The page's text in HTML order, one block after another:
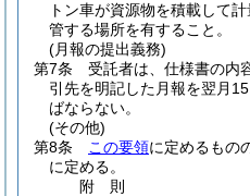
トン車が資源物を積載して
管する場所を有すること。
(月報の提出義務)
第7条
受託者は、仕様書の内
引先を明記した月報を翌月
ばならない。
(その他)
第8条
この要領に定めるもの
に定める。
附 則